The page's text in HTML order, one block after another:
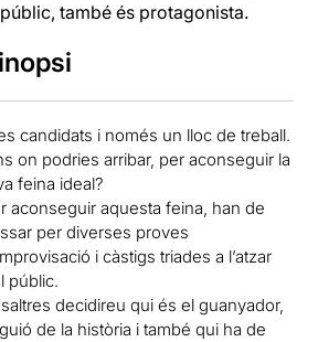
també és protagonista.
candidats i només un lloc de treball.
on podries arribar, per aconseguir la
feina ideal?
aconseguir aquesta feina, han de
per diverses proves
i càstigs triades a l’atzar
públic.
decidireu qui és el guanyador,
de la història i també qui ha de